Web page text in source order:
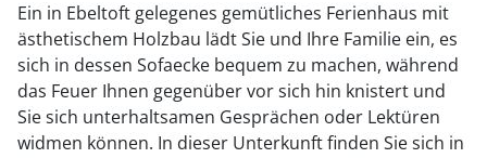
Ein in Ebeltoft gelegenes gemütliches Ferienhaus mit
ästhetischem Holzbau lädt Sie und Ihre Familie ein, es
sich in dessen Sofaecke bequem zu machen, während
das Feuer Ihnen gegenüber vor sich hin knistert und
Sie sich unterhaltsamen Gesprächen oder Lektüren
widmen können. In dieser Unterkunft finden Sie sich in